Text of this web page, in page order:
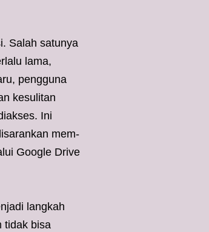
Salah satunya
lama,
pengguna
kesulitan
Ini
mem-
Google Drive
langkah
tidak bisa